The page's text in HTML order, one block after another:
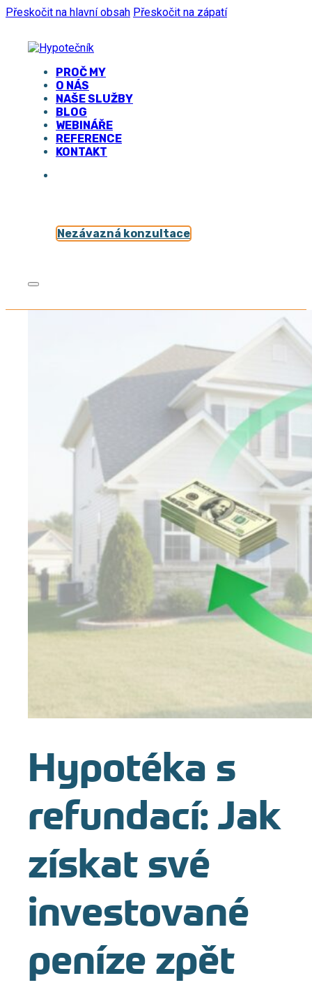
Přeskočit na hlavní obsah Přeskočit na zápatí
PROČ MY
O NÁS
NAŠE SLUŽBY
BLOG
WEBINÁŘE
REFERENCE
KONTAKT
Nezávazná konzultace
Hypotéka s
refundací: Jak
získat své
investované
peníze zpět